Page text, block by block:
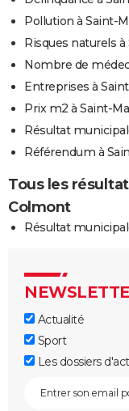
Pollution à Saint-
Risques naturels
Nombre de
Entreprises à
Prix m2 à Saint-
Résultat
Référendum à
Tous les
Colmont
Résultat
Actualité
Sport
Les dossiers